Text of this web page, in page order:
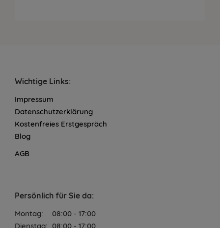
Wichtige Links:
Impressum
Datenschutzerklärung
Kostenfreies Erstgespräch
Blog
AGB
Persönlich für Sie da:
Montag:
08:00 - 17:00
Dienstag: 08:00 - 17:00